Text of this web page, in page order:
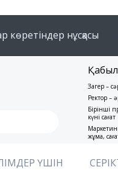
көретіндер нұсқасы
Заңгер –
Ректор –
Бірінші
күні
жұма,
ҮШІН